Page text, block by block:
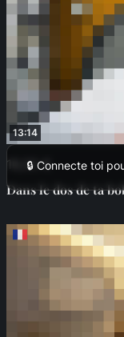
13:14
🔒 Connecte toi
16,00 €
Dans le dos de ta